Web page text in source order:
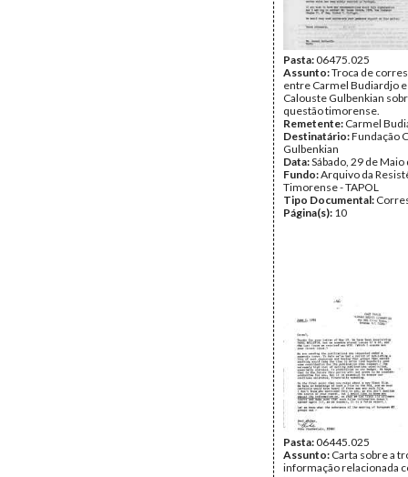
Pasta:06475.025
Assunto:Troca de
entre Carmel Budiardjo e
Calouste Gulbenkian
questão timorense.
Remetente: Carmel
Destinatário:Fundação
Gulbenkian
Data:Sábado, 29 de
Fundo:Arquivo da
Timorense - TAPOL
Tipo Documental:
Página(s): 10
Pasta:06445.025
Assunto: Carta sobre a
informação relacionada